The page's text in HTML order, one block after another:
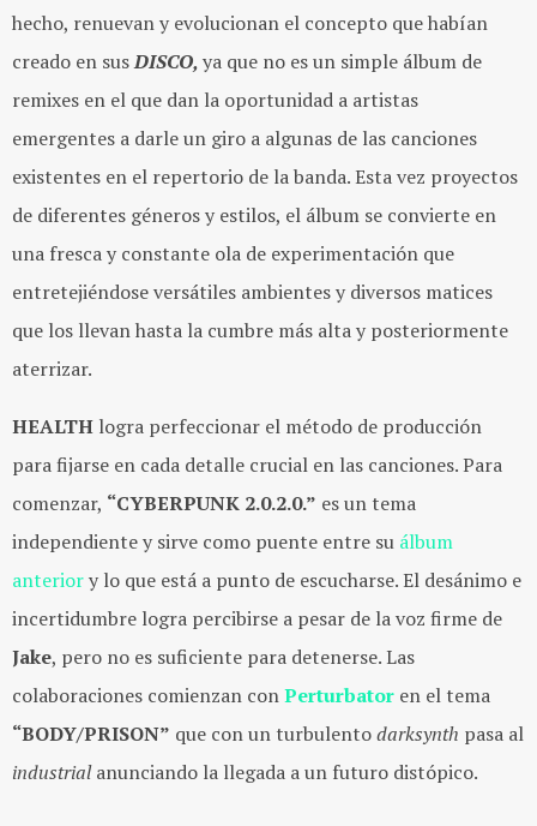
hecho, renuevan y evolucionan el concepto que habían
creado en susDISCO,ya que no es un simple álbum de
remixes en el que dan la oportunidad a artistas
emergentes a darle un giro a algunas de las canciones
existentes en el repertorio de la banda. Esta vez proyectos
de diferentes géneros y estilos, el álbum se convierte en
una fresca y constante ola de experimentación que
entretejiéndose versátiles ambientes y diversos matices
que los llevan hasta la cumbre más alta y posteriormente
aterrizar.
HEALTH logra perfeccionar el método de producción
para fijarse en cada detalle crucial en las canciones. Para
comenzar, “CYBERPUNK 2.0.2.0.” es un tema
independiente y sirve como puente entre su álbum
anteriory lo que está a punto de escucharse. El desánimo e
incertidumbre logra percibirse a pesar de la voz firme de
Jake, pero no es suficiente para detenerse. Las
colaboraciones comienzan conPerturbator en el tema
“BODY/PRISON” que con un turbulentodarksynth pasa al
industrialanunciando la llegada a un futuro distópico.